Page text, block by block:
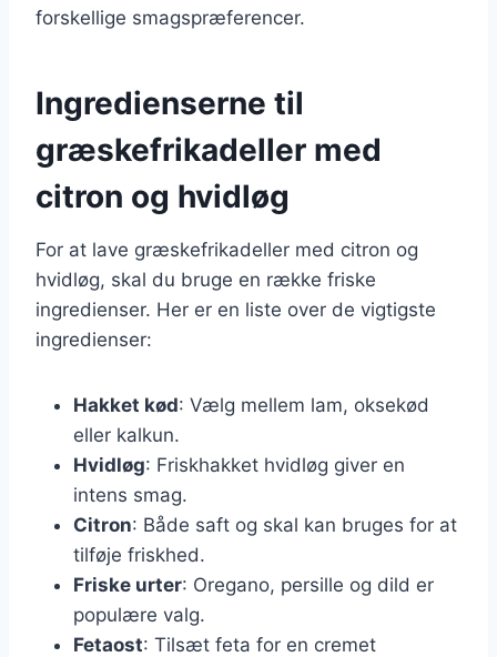
forskellige smagspræferencer.
Ingredienserne til
græskefrikadeller med
citron og hvidløg
For at lave græskefrikadeller med citron og
hvidløg, skal du bruge en række friske
ingredienser. Her er en liste over de vigtigste
ingredienser:
Hakket kød: Vælg mellem lam, oksekød
eller kalkun.
Hvidløg: Friskhakket hvidløg giver en
intens smag.
Citron: Både saft og skal kan bruges for at
tilføje friskhed.
Friske urter: Oregano, persille og dild er
populære valg.
Fetaost: Tilsæt feta for en cremet